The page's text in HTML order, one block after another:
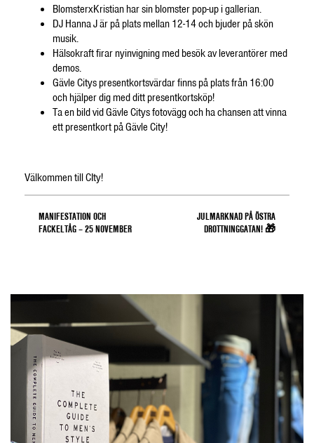
BlomsterxKristian har sin blomster pop-up i gallerian.
DJ Hanna J är på plats mellan 12-14 och bjuder på skön
musik.
Hälsokraft firar nyinvigning med besök av leverantörer med
demos.
Gävle Citys presentkortsvärdar finns på plats från 16:00
och hjälper dig med ditt presentkortsköp!
Ta en bild vid Gävle Citys fotovägg och ha chansen att vinna
ett presentkort på Gävle City!
Välkommen till CIty!
MANIFESTATION OCH
FACKELTÅG – 25 NOVEMBER
JULMARKNAD PÅ ÖSTRA
DROTTNINGGATAN! 🎁